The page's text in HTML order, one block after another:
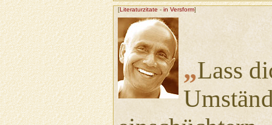
[Literaturzitate - in Versform]
„Lass